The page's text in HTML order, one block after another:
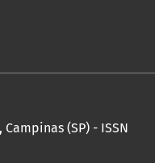
(SP) - ISSN